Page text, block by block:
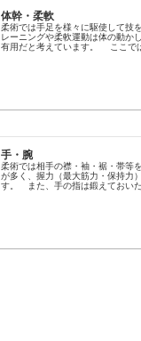
体幹・柔軟
柔術では手足を様々に駆使して技
レーニングや柔軟運動は体の動か
有用だと考えています。 ここで
手・腕
柔術では相手の襟・袖・裾・帯等
が多く、握力（最大筋力・保持力
す。 また、手の指は鍛えておいた